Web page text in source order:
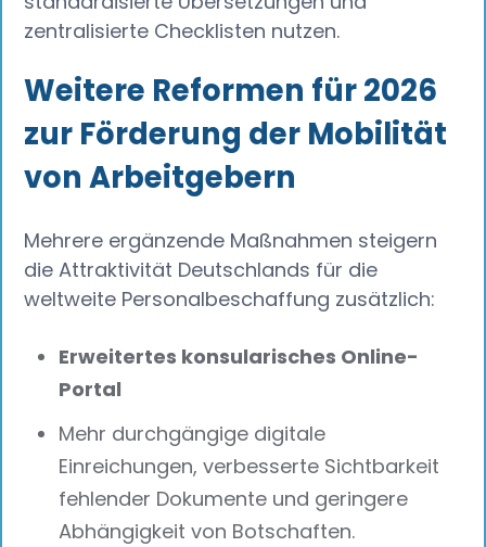
zentralisierte Checklisten nutzen.
Weitere Reformen für 2026
zur Förderung der Mobilität
von Arbeitgebern
Mehrere ergänzende Maßnahmen steigern
die Attraktivität Deutschlands für die
weltweite Personalbeschaffung zusätzlich:
Erweitertes konsularisches Online-
Portal
Mehr durchgängige digitale
Einreichungen, verbesserte Sichtbarkeit
fehlender Dokumente und geringere
Abhängigkeit von Botschaften.